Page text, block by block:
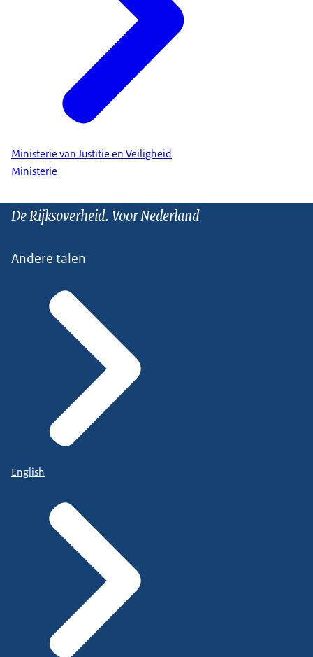
Ministerie van Justitie en Veiligheid
Ministerie
De Rijksoverheid. Voor Nederland
Andere talen
English